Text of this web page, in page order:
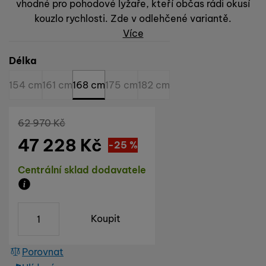
vhodné pro pohodové lyžaře, kteří občas rádi okusí
kouzlo rychlosti. Zde v odlehčené variantě.
Více
Vyberte variantu
Délka
154 cm161 cm168 cm175 cm182 cm
Dostupnost
Centrální sklad dodavatele
Původní cena
62 970Kč
Sleva
15 742
(
-25 %
47 228 Kč
Koupit
Porovnat